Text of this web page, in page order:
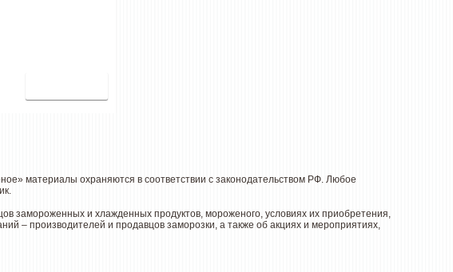
материалы охраняются в соответствии с законодательством РФ. Любое
замороженных и хлажденных продуктов, мороженого, условиях их приобретения,
– производителей и продавцов заморозки, а также об акциях и мероприятиях,